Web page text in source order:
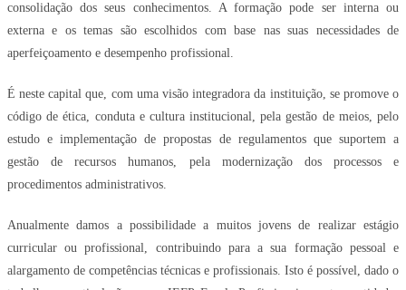
consolidação dos seus conhecimentos. A formação pode ser interna ou
externa e os temas são escolhidos com base nas suas necessidades de
aperfeiçoamento e desempenho profissional.
É neste capital que, com uma visão integradora da instituição, se promove o
código de ética, conduta e cultura institucional, pela gestão de meios, pelo
estudo e implementação de propostas de regulamentos que suportem a
gestão de recursos humanos, pela modernização dos processos e
procedimentos administrativos.
Anualmente damos a possibilidade a muitos jovens de realizar estágio
curricular ou profissional, contribuindo para a sua formação pessoal e
alargamento de competências técnicas e profissionais. Isto é possível, dado o